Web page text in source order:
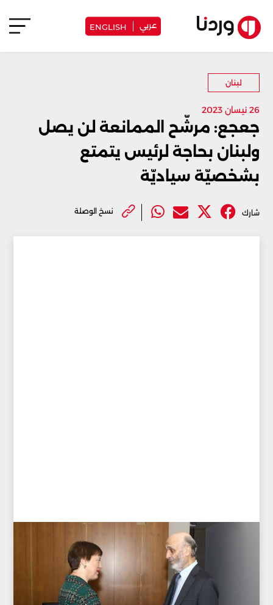
عربي ENGLISH
لبنان
26 نيسان 2023
جعجع: مرشّح الممانعة لن يصل
ولبنان بحاجة لرئيس يتمتع
بشخصيّة سياديّة
شارك نسخ الوصلة